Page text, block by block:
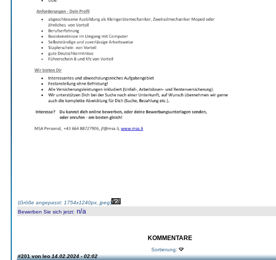
(Größe angepasst: 1754x1240px, jpeg)
Bewerben Sie sich jetzt: n/a
KOMMENTARE
Sortierung:
#201 von leo14.02.2024 - 02:02